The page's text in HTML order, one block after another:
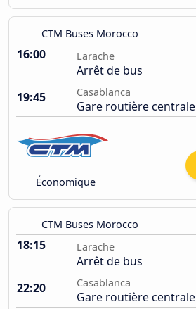
CTM Buses Morocco
16:00 Larache
Arrêt de bus
19:45
Casablanca
Gare routière centrale
Économique
CTM Buses Morocco
18:15 Larache
Arrêt de bus
22:20
Casablanca
Gare routière centrale